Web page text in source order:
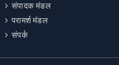
संपादक मंडल
परामर्श मंडल
संपर्क